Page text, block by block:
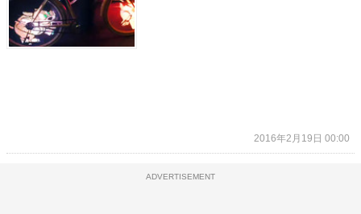
2016年2月19日 00:00
ADVERTISEMENT